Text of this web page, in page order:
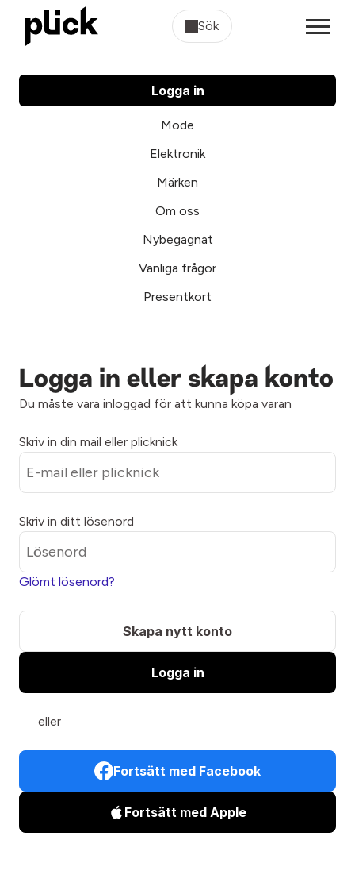
Sök
Logga in
Mode
Elektronik
Märken
Om oss
Nybegagnat
Vanliga frågor
Presentkort
Logga in eller skapa konto
Du måste vara inloggad för att kunna köpa varan
Skriv in din mail eller plicknick
Skriv in ditt lösenord
Glömt lösenord?
Skapa nytt konto
eller
Fortsätt med Facebook
Fortsätt med Apple